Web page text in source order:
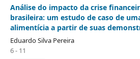
Análise do impacto da crise
brasileira: um estudo de caso de
alimentícia a partir de suas
Eduardo Silva Pereira
6 - 11